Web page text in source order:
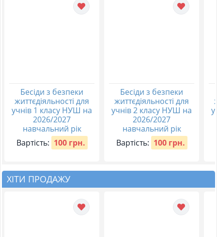
Бесіди з безпеки
життєдіяльності для
учнів 1 класу НУШ на
2026/2027
навчальний рік
Вартість: 100 грн.
Бесіди з безпеки
життєдіяльності для
учнів 2 класу НУШ на
2026/2027
навчальний рік
Вартість: 100 грн.
ХІТИ ПРОДАЖУ